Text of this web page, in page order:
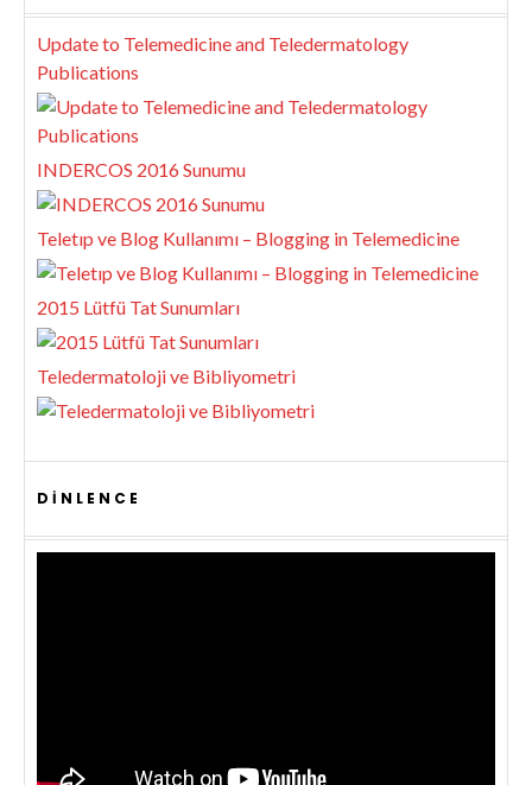
Update to Telemedicine and Teledermatology
Publications
INDERCOS 2016 Sunumu
Teletıp ve Blog Kullanımı – Blogging in Telemedicine
2015 Lütfü Tat Sunumları
Teledermatoloji ve Bibliyometri
DINLENCE